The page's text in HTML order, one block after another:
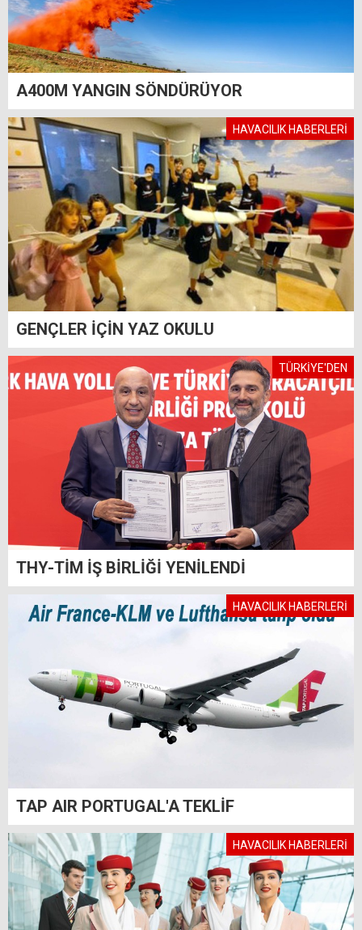
A400M YANGIN SÖNDÜRÜYOR
HAVACILIK HABERLERİ
GENÇLER İÇİN YAZ OKULU
TÜRKİYE'DEN
THY-TİM İŞ BİRLİĞİ YENİLENDİ
HAVACILIK HABERLERİ
TAP AIR PORTUGAL'A TEKLİF
HAVACILIK HABERLERİ